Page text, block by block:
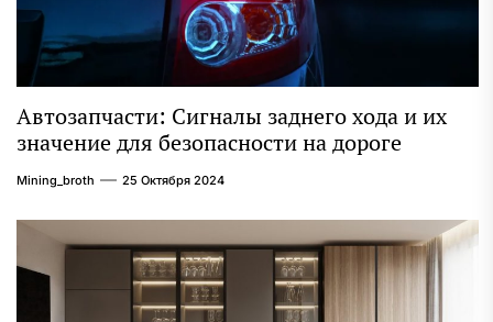
Автозапчасти: Сигналы заднего хода и их
значение для безопасности на дороге
Mining_broth 25 Октября 2024